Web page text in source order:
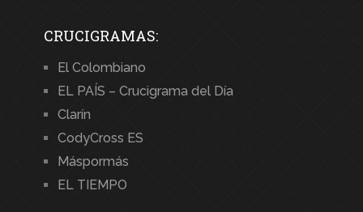
CRUCIGRAMAS:
El Colombiano
EL PAÍS – Crucigrama del Día
Clarín
CodyCross ES
Máspormás
EL TIEMPO